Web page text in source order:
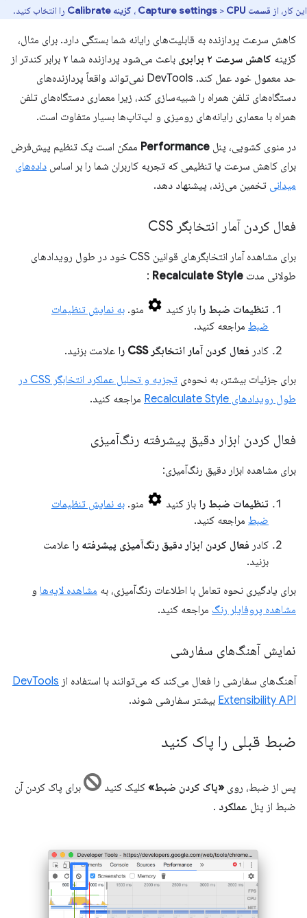
این کار، از قسمت Capture settings > CPU ، گزینه Calibrate را انتخاب کنید.
کاهش سرعت پردازنده به قابلیت‌های رایانه شما بستگی دارد. برای مثال،
گزینه کاهش سرعت ۲ برابری
باعث می‌شود پردازنده شما ۲ برابر کندتر از
حد معمول خود عمل کند. DevTools نمی‌تواند واقعاً پردازنده‌های
دستگاه‌های تلفن همراه را شبیه‌سازی کند، زیرا معماری دستگاه‌های تلفن
همراه با معماری رایانه‌های رومیزی و لپ‌تاپ‌ها بسیار متفاوت است.
در منوی کشویی، پنل Performance ممکن است یک تنظیم پیش‌فرض
برای کاهش سرعت یا تنظیمی که تجربه کاربران شما را بر اساس داده‌های
میدانی تخمین می‌زند، پیشنهاد دهد.
فعال کردن آمار انتخابگر CSS
برای مشاهده آمار انتخابگرهای قوانین CSS خود در طول رویدادهای
طولانی مدت Recalculate Style
:
تنظیمات ضبط را باز کنید منو. به نمایش تنظیمات
ضبط مراجعه کنید.
کادر فعال کردن آمار انتخابگر CSS را علامت بزنید.
برای جزئیات بیشتر، به نحوه‌ی
تجزیه و تحلیل عملکرد انتخابگر CSS در
طول رویدادهای Recalculate Style
مراجعه کنید.
فعال کردن ابزار دقیق پیشرفته رنگ‌آمیزی
برای مشاهده ابزار دقیق رنگ‌آمیزی:
تنظیمات ضبط را باز کنید منو. به نمایش تنظیمات
ضبط مراجعه کنید.
کادر فعال کردن ابزار دقیق رنگ‌آمیزی پیشرفته را علامت
بزنید.
برای یادگیری نحوه تعامل با اطلاعات رنگ‌آمیزی، به مشاهده لایه‌ها و
مشاهده پروفایلر رنگ مراجعه کنید.
نمایش آهنگ‌های سفارشی
آهنگ‌های سفارشی را فعال می‌کند که می‌توانند با استفاده از DevTools
Extensibility API بیشتر سفارشی شوند.
ضبط قبلی را پاک کنید
پس از ضبط، روی «پاک کردن ضبط» کلیک کنید
برای پاک کردن آن
ضبط از پنل عملکرد .